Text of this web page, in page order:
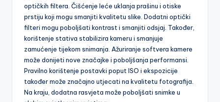
optičkih filtera. Čišćenje leće uklanja prašinu i otiske
prstiju koji mogu smanjiti kvalitetu slike. Dodatni optički
filteri mogu poboljšati kontrast i smanjiti odsjaj. Također,
korištenje stativa stabilizira kameru i smanjuje
zamućenje tijekom snimanja. Ažuriranje softvera kamere
može donijeti nove značajke i poboljšanja performansi.
Pravilno korištenje postavki poput ISO i ekspozicije
također može značajno utjecati na kvalitetu fotografija.
Na kraju, dodatna rasvjeta može poboljšati snimke u